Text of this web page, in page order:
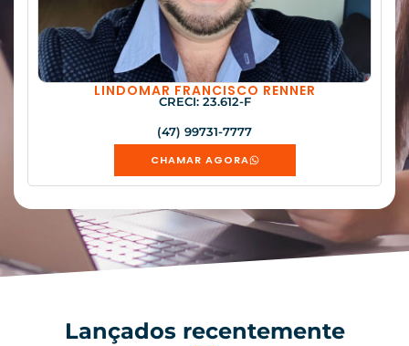
LINDOMAR FRANCISCO RENNER
CRECI: 23.612-F
(47) 99731-7777
CHAMAR AGORA
Lançados recentemente